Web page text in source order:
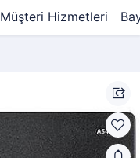
Müşteri Hizmetleri